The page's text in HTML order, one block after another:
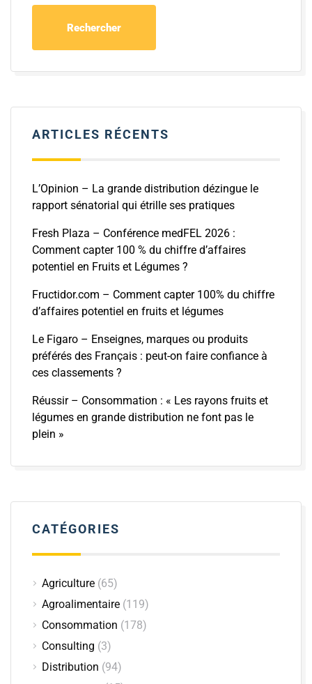
ARTICLES RÉCENTS
L’Opinion – La grande distribution dézingue le
rapport sénatorial qui étrille ses pratiques
Fresh Plaza – Conférence medFEL 2026 :
Comment capter 100 % du chiffre d’affaires
potentiel en Fruits et Légumes ?
Fructidor.com – Comment capter 100% du chiffre
d’affaires potentiel en fruits et légumes
Le Figaro – Enseignes, marques ou produits
préférés des Français : peut-on faire confiance à
ces classements ?
Réussir – Consommation : « Les rayons fruits et
légumes en grande distribution ne font pas le
plein »
CATÉGORIES
Agriculture (65)
Agroalimentaire (119)
Consommation (178)
Consulting (3)
Distribution (94)